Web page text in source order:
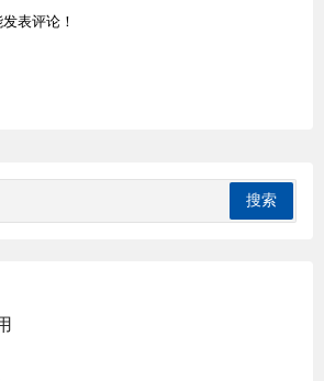
表评论！